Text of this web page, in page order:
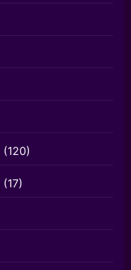
(120)
(17)